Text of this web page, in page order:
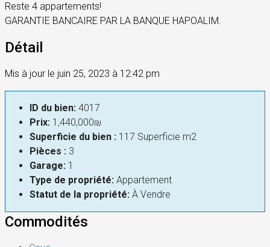
Reste 4 appartements!
GARANTIE BANCAIRE PAR LA BANQUE HAPOALIM.
Détail
Mis à jour le juin 25, 2023 à 12:42 pm
ID du bien: 4017
Prix: 1,440,000₪
Superficie du bien : 117 Superficie m2
Pièces : 3
Garage: 1
Type de propriété: Appartement
Statut de la propriété: À Vendre
Commodités